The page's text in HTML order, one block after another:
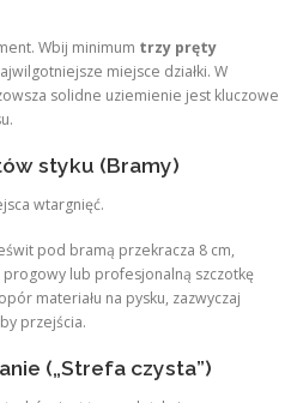
Wbij minimum trzy pręty
miejsce działki. W
solidne uziemienie jest kluczowe
styku (Bramy)
wtargnięć.
pod bramą przekracza 8 cm,
lub profesjonalną szczotkę
materiału na pysku, zazwyczaj
przejścia.
(„Strefa czysta”)